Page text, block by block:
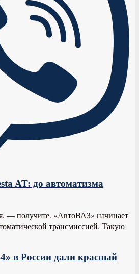
AT: до автоматизма
— получите. «АвтоВАЗ» начинает
трансмиссией. Такую
в России дали красный